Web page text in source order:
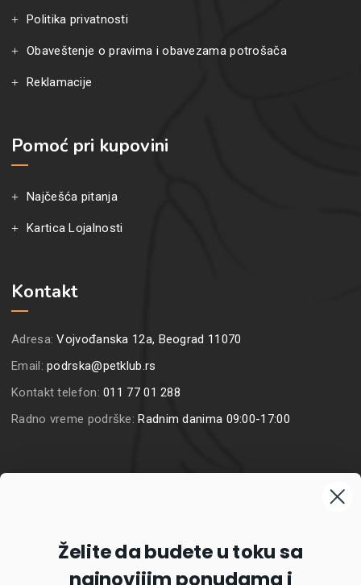
Politika privatnosti
Obaveštenje o pravima i obavezama potrošača
Reklamacije
Pomoć pri kupovini
Najčešća pitanja
Kartica Lojalnosti
Kontakt
Adresa:Vojvođanska 12a, Beograd 11070
Email:podrska@petklub.rs
Kontakt telefon:011 77 01 288
Radno vreme podrške:Radnim danima 09:00-17:00
Želite da budete u toku sa
najnovijim ponudama i